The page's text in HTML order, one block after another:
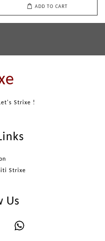
ADD TO CART
Strixe !
Strixe
Us
Instagram